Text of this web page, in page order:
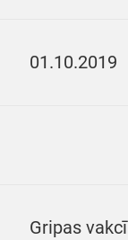
01.10.2019
Gripas